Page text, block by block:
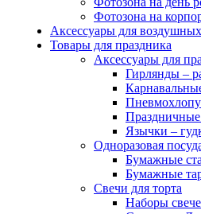
Фотозона на
Аксессуары для
Товары для праздника
Аксессуары для
Гирлянды –
Праздничные
Язычки –
Одноразовая
Бумажные
Бумажные
Свечи для торта
Наборы